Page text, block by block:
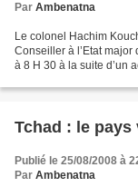
Par Ambenatna
Le colonel Hachim
Conseiller à l’Etat major
à 8 H 30 à la suite d’un
Tchad : le pays
Publié le 25/08/2008 à
Par Ambenatna